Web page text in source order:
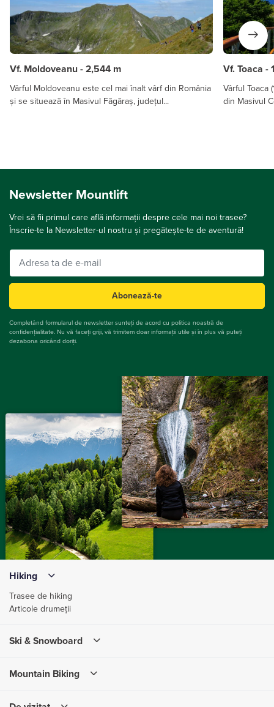
Vf. Moldoveanu - 2,544 m
Vârful Moldoveanu este cel mai înalt vârf din România
și se situează în Masivul Făgăraș, județul...
Vf. Toaca -
Vârful Toaca
din Masivul
Newsletter Mountlift
Vrei să fii primul care află informații despre cele mai noi trasee?
Înscrie-te la Newsletter-ul nostru și pregătește-te de aventură!
Abonează-te
Completând formularul de newsletter sunteți de acord cu politica noastră de
confidențialitate. Nu vă faceți griji, vă trimitem doar informații utile și în plus vă puteți
dezabona oricând doriți.
Hiking
Trasee de hiking
Articole drumeții
Ski & Snowboard
Mountain Biking